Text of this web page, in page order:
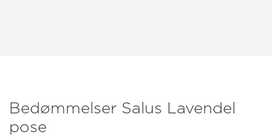
Bedømmelser Salus Lavendel
pose